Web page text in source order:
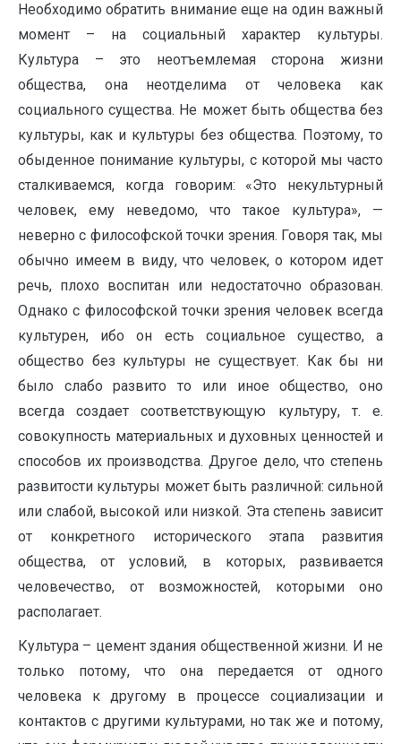
Необходимо обратить внимание еще на один важный
момент – на социальный характер культуры.
Культура – это неотъемлемая сторона жизни
общества, она неотделима от человека как
социального существа. Не может быть общества без
культуры, как и культуры без общества. Поэтому, то
обыденное понимание культуры, с которой мы часто
сталкиваемся, когда говорим: «Это некультурный
человек, ему неведомо, что такое культура», —
неверно с философской точки зрения. Говоря так, мы
обычно имеем в виду, что человек, о котором идет
речь, плохо воспитан или недостаточно образован.
Однако с философской точки зрения человек всегда
культурен, ибо он есть социальное существо, а
общество без культуры не существует. Как бы ни
было слабо развито то или иное общество, оно
всегда создает соответствующую культуру, т. е.
совокупность материальных и духовных ценностей и
способов их производства. Другое дело, что степень
развитости культуры может быть различной: сильной
или слабой, высокой или низкой. Эта степень зависит
от конкретного исторического этапа развития
общества, от условий, в которых, развивается
человечество, от возможностей, которыми оно
располагает.
Культура – цемент здания общественной жизни. И не
только потому, что она передается от одного
человека к другому в процессе социализации и
контактов с другими культурами, но так же и потому,